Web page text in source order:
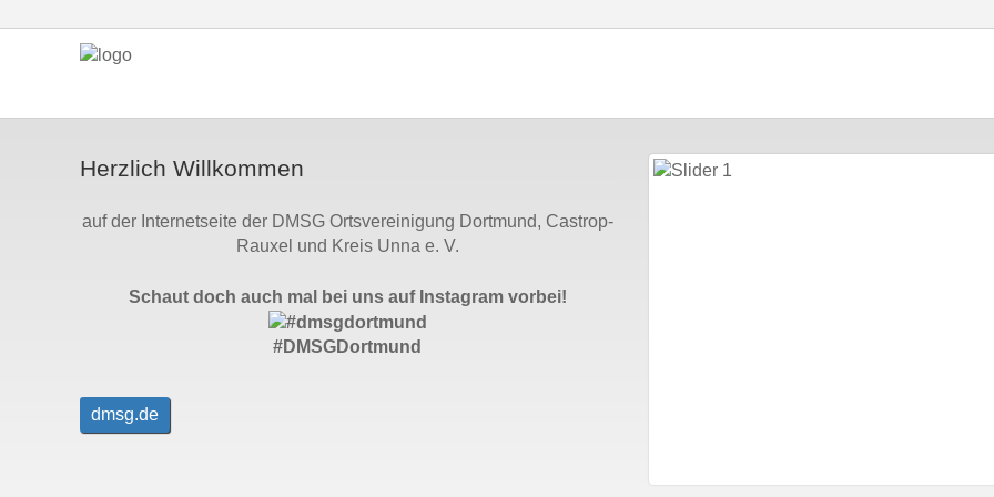
Herzlich Willkommen
auf der Internetseite der DMSG Ortsvereinigung Dortmund, Castrop-
Rauxel und Kreis Unna e. V.
Schaut doch auch mal bei uns auf Instagram vorbei!
#DMSGDortmund
dmsg.de